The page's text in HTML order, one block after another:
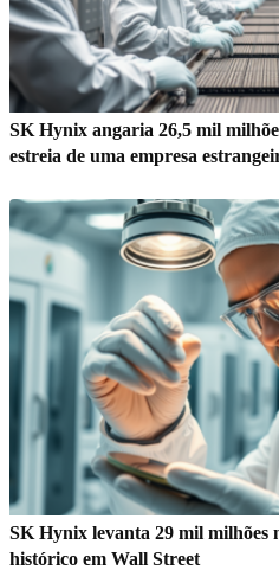
SK Hynix angaria 26,5 mil
estreia de uma empresa
SK Hynix levanta 29 mil milhões
histórico em Wall Street